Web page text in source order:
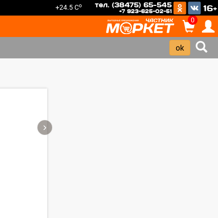
+24.5 Co тел. (38475) 65-545
+7 923-625-02-51 16+
0
›